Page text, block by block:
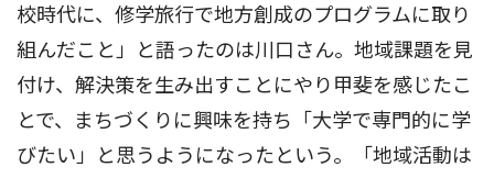
校時代に、修学旅行で地方創成のプログラムに取り
組んだこと」と語ったのは川口さん。地域課題を見
付け、解決策を生み出すことにやり甲斐を感じたこ
とで、まちづくりに興味を持ち「大学で専門的に学
びたい」と思うようになったという。「地域活動は